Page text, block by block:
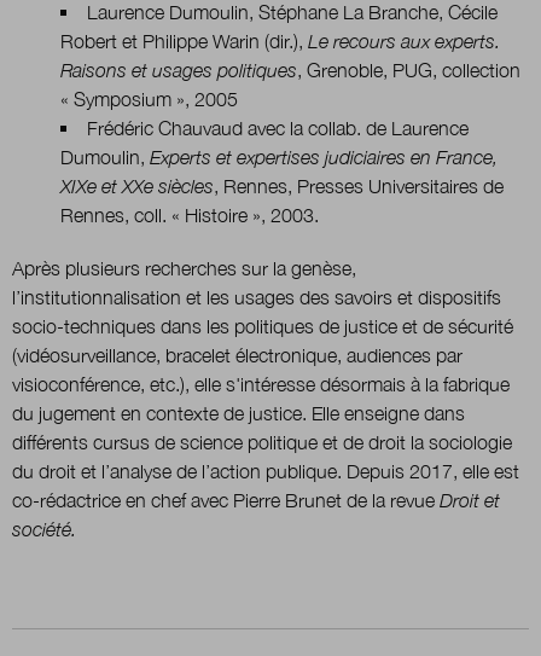
Nous suivre sur Twittersur LinkedIn
Laurence Dumoulin, Stéphane La Branche, Cécile
Robert et Philippe Warin (dir.), Le recours aux experts.
Raisons et usages politiques, Grenoble, PUG, collection
« Symposium », 2005
Frédéric Chauvaud avec la collab. de Laurence
Dumoulin, Experts et expertises judiciaires en France,
XIXe et XXe siècles, Rennes, Presses Universitaires de
Rennes, coll. « Histoire », 2003.
Après plusieurs recherches sur la genèse,
l’institutionnalisation et les usages des savoirs et dispositifs
socio-techniques dans les politiques de justice et de sécurité
(vidéosurveillance, bracelet électronique, audiences par
visioconférence, etc.), elle s'intéresse désormais à la fabrique
du jugement en contexte de justice. Elle enseigne dans
différents cursus de science politique et de droit la sociologie
du droit et l’analyse de l’action publique. Depuis 2017, elle est
co-rédactrice en chef avec Pierre Brunet de la revue Droit et
société.